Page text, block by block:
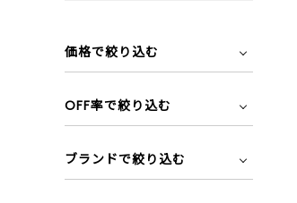
価格で絞り込む
OFF率で絞り込む
ブランドで絞り込む